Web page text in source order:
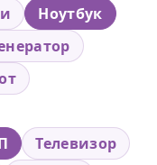
Ноутбук
Телевизор